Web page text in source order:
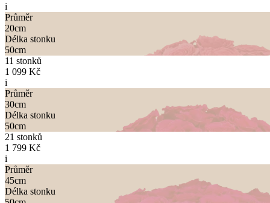
i
Průměr
20cm
Délka stonku
50cm
11 stonků
1 099 Kč
i
Průměr
30cm
Délka stonku
50cm
21 stonků
1 799 Kč
i
Průměr
45cm
Délka stonku